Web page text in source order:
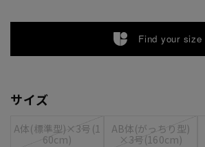
Find your size
サイズ
A体(標準型)×3号(1
60cm)
AB体(がっちり型)
×3号(160cm)